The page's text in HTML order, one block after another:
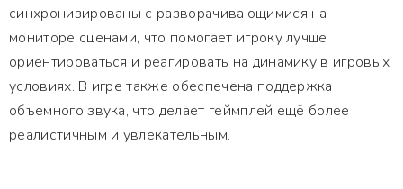
синхронизированы с разворачивающимися на
мониторе сценами, что помогает игроку лучше
ориентироваться и реагировать на динамику в игровых
условиях. В игре также обеспечена поддержка
объемного звука, что делает геймплей ещё более
реалистичным и увлекательным.